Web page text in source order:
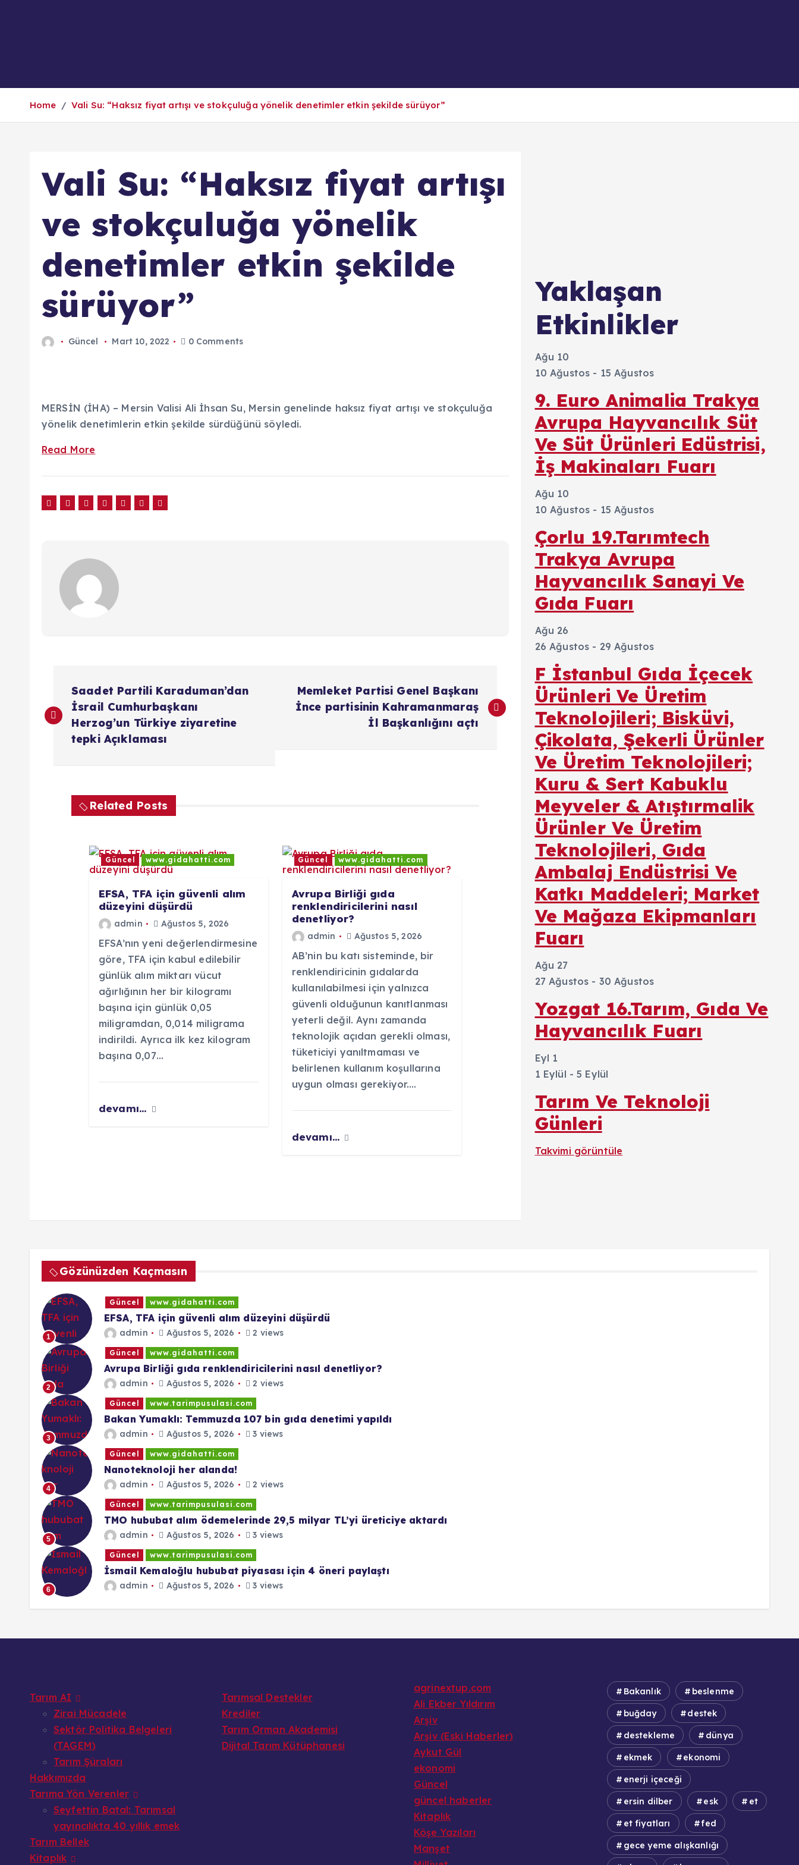
Home Vali Su: “Haksız fiyat artışı ve stokçuluğa yönelik denetimler etkin şekilde sürüyor”
Vali Su: “Haksız fiyat artışı
ve stokçuluğa yönelik
denetimler etkin şekilde
sürüyor”
Güncel Mart 10, 2022 0 Comments
MERSİN (İHA) – Mersin Valisi Ali İhsan Su, Mersin genelinde haksız fiyat artışı ve stokçuluğa
yönelik denetimlerin etkin şekilde sürdüğünü söyledi.
Read More
a
Saadet Partili Karaduman’dan
İsrail Cumhurbaşkanı
Herzog’un Türkiye ziyaretine
tepki Açıklaması
Memleket Partisi Genel Başkanı
İnce partisinin Kahramanmaraş
İl Başkanlığını açtı
Related Posts
Güncel www.gidahatti.com
EFSA, TFA için güvenli alım
düzeyini düşürdü
admin Ağustos 5, 2026
EFSA’nın yeni değerlendirmesine
göre, TFA için kabul edilebilir
günlük alım miktarı vücut
ağırlığının her bir kilogramı
başına için günlük 0,05
miligramdan, 0,014 miligrama
indirildi. Ayrıca ilk kez kilogram
başına 0,07…
devamı...
Güncel www.gidahatti.com
Avrupa Birliği gıda
renklendiricilerini nasıl
denetliyor?
admin Ağustos 5, 2026
AB’nin bu katı sisteminde, bir
renklendiricinin gıdalarda
kullanılabilmesi için yalnızca
güvenli olduğunun kanıtlanması
yeterli değil. Aynı zamanda
teknolojik açıdan gerekli olması,
tüketiciyi yanıltmaması ve
belirlenen kullanım koşullarına
uygun olması gerekiyor.…
devamı...
Yaklaşan
Etkinlikler
Ağu 10
10 Ağustos - 15 Ağustos
9. Euro Animalia Trakya
Avrupa Hayvancılık Süt
Ve Süt Ürünleri Edüstrisi,
İş Makinaları Fuarı
Ağu 10
10 Ağustos - 15 Ağustos
Çorlu 19.Tarımtech
Trakya Avrupa
Hayvancılık Sanayi Ve
Gıda Fuarı
Ağu 26
26 Ağustos - 29 Ağustos
F İstanbul Gıda İçecek
Ürünleri Ve Üretim
Teknolojileri; Bisküvi,
Çikolata, Şekerli Ürünler
Ve Üretim Teknolojileri;
Kuru & Sert Kabuklu
Meyveler & Atıştırmalik
Ürünler Ve Üretim
Teknolojileri, Gıda
Ambalaj Endüstrisi Ve
Katkı Maddeleri; Market
Ve Mağaza Ekipmanları
Fuarı
Ağu 27
27 Ağustos - 30 Ağustos
Yozgat 16.Tarım, Gıda Ve
Hayvancılık Fuarı
Eyl 1
1 Eylül -5 Eylül
Tarım Ve Teknoloji
Günleri
Takvimi görüntüle
Gözünüzden Kaçmasın
1
Güncel www.gidahatti.com
EFSA, TFA için güvenli alım düzeyini düşürdü
admin Ağustos 5, 2026 2 views
2
Güncel www.gidahatti.com
Avrupa Birliği gıda renklendiricilerini nasıl denetliyor?
admin Ağustos 5, 2026 2 views
3
Güncel www.tarimpusulasi.com
Bakan Yumaklı: Temmuzda 107 bin gıda denetimi yapıldı
admin Ağustos 5, 2026 3 views
4
Güncel www.gidahatti.com
Nanoteknoloji her alanda!
admin Ağustos 5, 2026 2 views
5
Güncel www.tarimpusulasi.com
TMO hububat alım ödemelerinde 29,5 milyar TL’yi üreticiye aktardı
admin Ağustos 5, 2026 3 views
6
Güncel www.tarimpusulasi.com
İsmail Kemaloğlu hububat piyasası için 4 öneri paylaştı
admin Ağustos 5, 2026 3 views
Tarım AI
Zirai Mücadele
Sektör Politika Belgeleri
(TAGEM)
Tarım Şûraları
Hakkımızda
Tarıma Yön Verenler
Seyfettin Batal: Tarımsal
yayıncılıkta 40 yıllık emek
Tarım Bellek
Kitaplık
Tarımsal Destekler
Krediler
Tarım Orman Akademisi
Dijital Tarım Kütüphanesi
agrinextup.com
Ali Ekber Yıldırım
Arşiv
Arşiv (Eski Haberler)
Aykut Gül
ekonomi
Güncel
güncel haberler
Kitaplık
Köşe Yazıları
Manşet
Bakanlık beslenme
buğday destek
destekleme dünya
ekmek ekonomi
enerji içeceği
ersin dilber esk et
et fiyatları fed
gece yeme alışkanlığı